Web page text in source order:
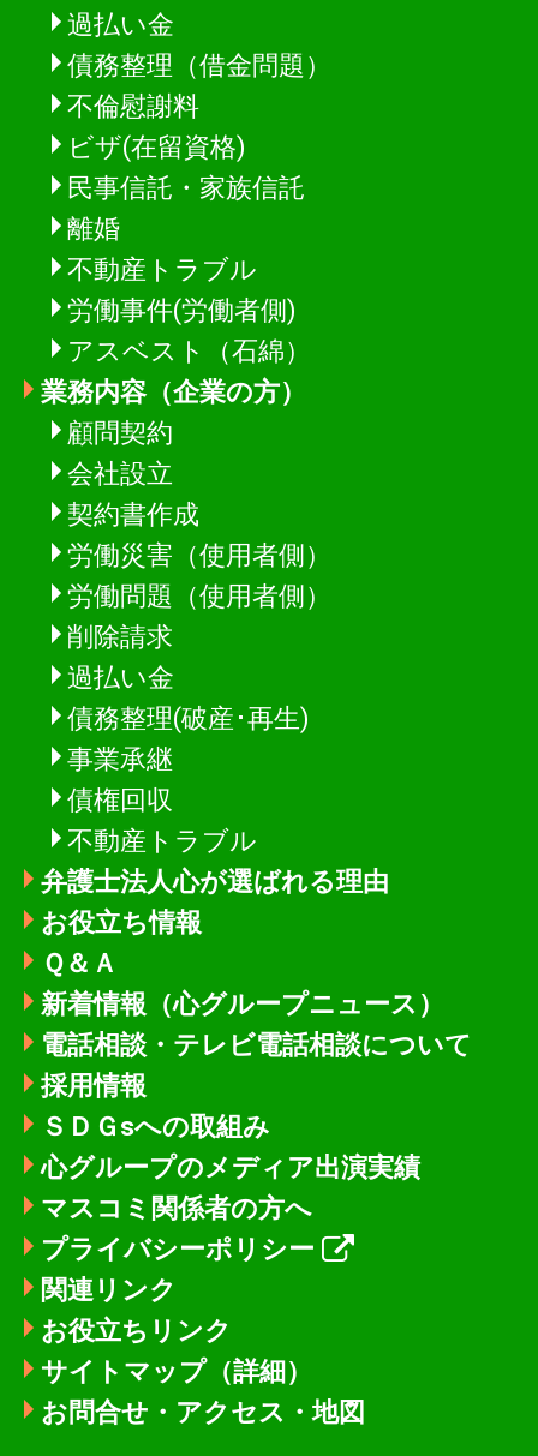
過払い金
債務整理（借金問題）
不倫慰謝料
ビザ(在留資格)
民事信託・家族信託
離婚
不動産トラブル
労働事件(労働者側)
アスベスト（石綿）
業務内容（企業の方）
顧問契約
会社設立
契約書作成
労働災害（使用者側）
労働問題（使用者側）
削除請求
過払い金
債務整理(破産･再生)
事業承継
債権回収
不動産トラブル
弁護士法人心が選ばれる理由
お役立ち情報
Ｑ＆Ａ
新着情報 （心グループニュース）
電話相談・テレビ電話相談について
採用情報
ＳＤＧsへの取組み
心グループのメディア出演実績
マスコミ関係者の方へ
プライバシーポリシー
関連リンク
お役立ちリンク
サイトマップ（詳細）
お問合せ・アクセス・地図